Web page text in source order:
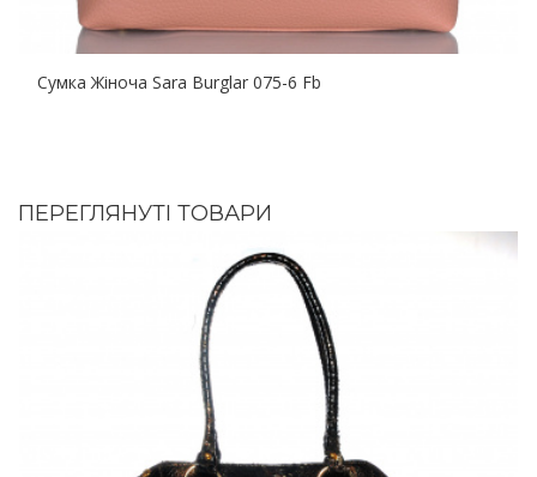
Сумка Жіноча Sara Burglar 075-6 Fb
ПЕРЕГЛЯНУТІ ТОВАРИ